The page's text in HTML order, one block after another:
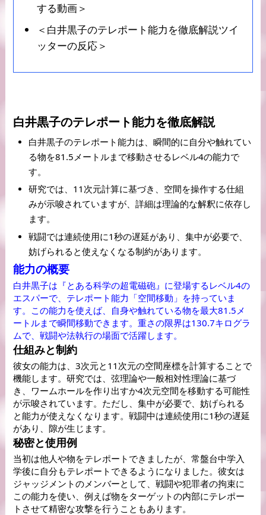
する動画＞
＜白井黒子のテレポート能力を徹底解説ツイ
ッターの反応＞
白井黒子のテレポート能力を徹底解説
白井黒子のテレポート能力は、瞬間的に自分や触れてい
る物を81.5メートルまで移動させるレベル4の能力で
す。
研究では、11次元計算に基づき、空間を操作する仕組
みが示唆されていますが、詳細は理論的な解釈に依存し
ます。
戦闘では連続使用に1秒の遅延があり、集中が必要で、
妨げられると使えなくなる制約があります。
能力の概要
白井黒子は『とある科学の超電磁砲』に登場するレベル4の
エスパーで、テレポート能力「空間移動」を持っていま
す。この能力を使えば、自身や触れている物を最大81.5メ
ートルまで瞬間移動できます。重さの限界は130.7キログラ
ムで、戦闘や法執行の場面で活躍します。
仕組みと制約
彼女の能力は、3次元と11次元の空間座標を計算することで
機能します。研究では、弦理論や一般相対性理論に基づ
き、ワームホールを作り出すか4次元空間を移動する可能性
が示唆されています。ただし、集中が必要で、妨げられる
と能力が使えなくなります。戦闘中は連続使用に1秒の遅延
があり、隙が生じます。
秘密と使用例
当初は他人や物をテレポートできましたが、常盤台中学入
学後に自分もテレポートできるようになりました。彼女は
ジャッジメントのメンバーとして、戦闘や犯罪者の拘束に
この能力を使い、例えば物をターゲットの内部にテレポー
トさせて精密な攻撃を行うこともあります。